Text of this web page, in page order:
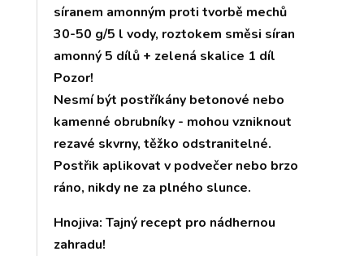
síranem amonným proti tvorbě mechů
30-50 g/5 l vody, roztokem směsi síran
amonný 5 dílů + zelená skalice 1 díl
Pozor!
Nesmí být postříkány betonové nebo
kamenné obrubníky - mohou vzniknout
rezavé skvrny, těžko odstranitelné.
Postřik aplikovat v podvečer nebo brzo
ráno, nikdy ne za plného slunce.
Hnojiva: Tajný recept pro nádhernou
zahradu!